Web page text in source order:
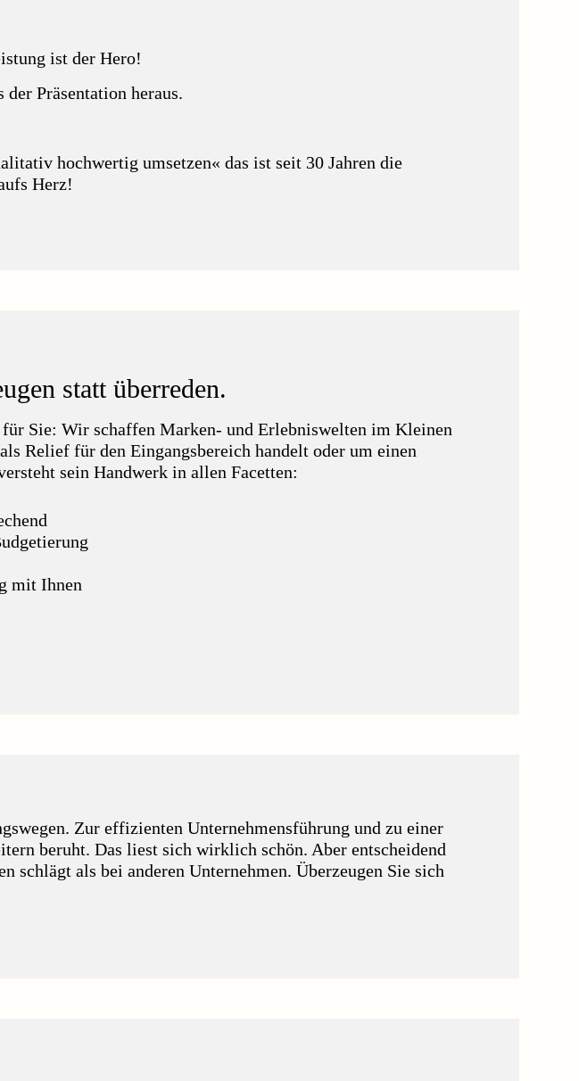
ist der Hero!
Präsentation heraus.
hochwertig umsetzen« das ist seit 30 Jahren die
Herz!
statt überreden.
Sie: Wir schaffen Marken- und Erlebniswelten im Kleinen
Relief für den Eingangsbereich handelt oder um einen
sein Handwerk in allen Facetten:
mit Ihnen
Zur effizienten Unternehmensführung und zu einer
beruht. Das liest sich wirklich schön. Aber entscheidend
schlägt als bei anderen Unternehmen. Überzeugen Sie sich